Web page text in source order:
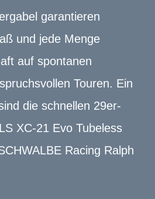
garantieren
und jede Menge
auf spontanen
Touren. Ein
die schnellen 29er-
XC-21 Evo Tubeless
Racing Ralph